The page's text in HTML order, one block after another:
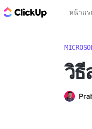
บล็อกหน้าแร
วิธี